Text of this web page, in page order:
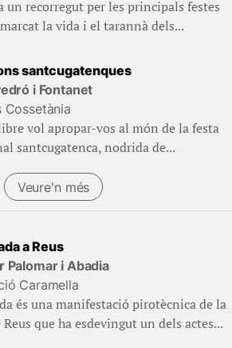
un recorregut per les principals festes
la vida i el tarannà dels...
santcugatenques
i Fontanet
Cossetània
vol apropar-vos al món de la festa
santcugatenca, nodrida de...
Veure'n més
a Reus
Palomar i Abadia
Caramella
és una manifestació pirotècnica de la
que ha esdevingut un dels actes...